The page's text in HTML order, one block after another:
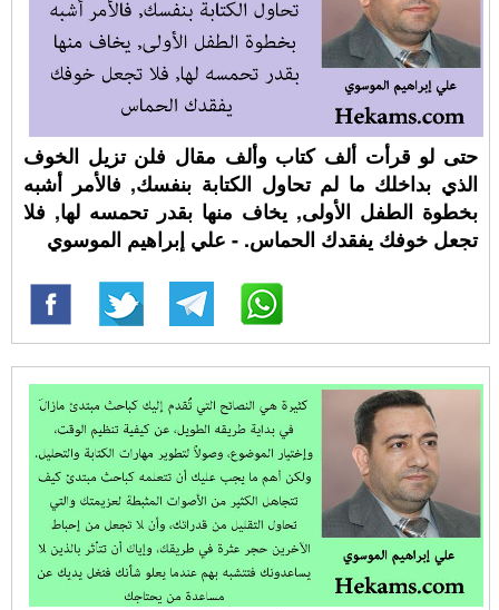
حتى لو قرأت ألف كتاب وألف مقال فلن تزيل الخوف
الذي بداخلك ما لم تحاول الكتابة بنفسك, فالأمر أشبه
بخطوة الطفل الأولى, يخاف منها بقدر تحمسه لها, فلا
تجعل خوفك يفقدك الحماس. - علي إبراهيم الموسوي